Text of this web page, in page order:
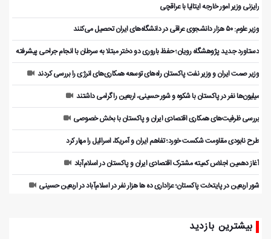
رایزنی وزیر امور خارجه ایتالیا با عراقچی
وزیر علوم: ۵۰ هزار دانشجوی عراقی در دانشگاه‌های ایران تحصیل می‌کنند
دستاورد جدید پژوهشگاه رویان؛ حفظ باروری دو دختر مبتلا به سرطان با انجام جراحی پیشرفته
وزیر صمت ایران و وزیر نفت پاکستان راه‌های توسعه همکاری‌های انرژی را بررسی کردند
میلیون‌ها نفر در پاکستان با شکوه و شور حسینی، اربعین را گرامی داشتند
بررسی ظرفیت‌های همکاری اقتصادی ایران و پاکستان با بخش خصوصی
طرح نابودی مقاومت شکست خورد؛ تفاهم ایران و آمریکا، اسرائیل را مهار کرد
آغاز دهمین اجلاس کمیته مشترک اقتصادی ایران و پاکستان در اسلام‌آباد
شور اربعین در پایتخت پاکستان؛ عزاداری ده ها هزار نفر در اسلام‌آباد در اربعین حسینی
بیشترین بازدید